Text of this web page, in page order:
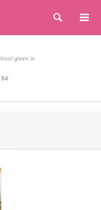
検索
given in
94